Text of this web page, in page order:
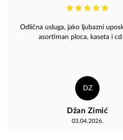
Odlična usluga, jako ljubazni
asortiman ploca, kaseta i
DZ
Džan Zimić
03.04.2026.